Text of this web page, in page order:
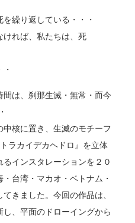
繰り返している・・・
ければ、私たちは、死
は、刹那生滅・無常・而今
中核に置き、生滅のモチーフ
ラカイデカヘドロ』を立体
インスタレーションを２０
台湾・マカオ・ベトナム・
きました。今回の作品は、
、平面のドローイングから